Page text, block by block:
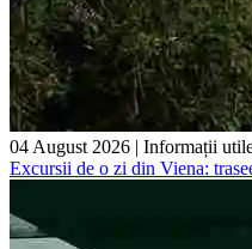
04 August 2026 | Informații
Excursii de o zi din Viena: